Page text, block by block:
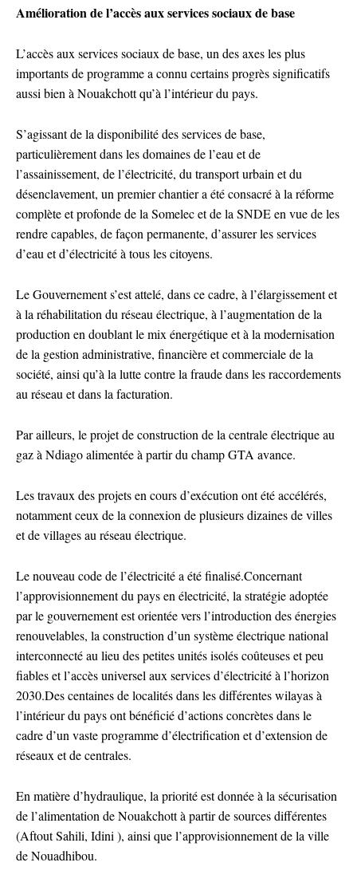
Amélioration de l’accès aux services sociaux de base
L’accès aux services sociaux de base, un des axes les plus
importants de programme a connu certains progrès significatifs
aussi bien à Nouakchott qu’à l’intérieur du pays.
S’agissant de la disponibilité des services de base,
particulièrement dans les domaines de l’eau et de
l’assainissement, de l’électricité, du transport urbain et du
désenclavement, un premier chantier a été consacré à la réforme
complète et profonde de la Somelec et de la SNDE en vue de les
rendre capables, de façon permanente, d’assurer les services
d’eau et d’électricité à tous les citoyens.
Le Gouvernement s’est attelé, dans ce cadre, à l’élargissement et
à la réhabilitation du réseau électrique, à l’augmentation de la
production en doublant le mix énergétique et à la modernisation
de la gestion administrative, financière et commerciale de la
société, ainsi qu’à la lutte contre la fraude dans les raccordements
au réseau et dans la facturation.
Par ailleurs, le projet de construction de la centrale électrique au
gaz à Ndiago alimentée à partir du champ GTA avance.
Les travaux des projets en cours d’exécution ont été accélérés,
notamment ceux de la connexion de plusieurs dizaines de villes
et de villages au réseau électrique.
Le nouveau code de l’électricité a été finalisé.Concernant
l’approvisionnement du pays en électricité, la stratégie adoptée
par le gouvernement est orientée vers l’introduction des énergies
renouvelables, la construction d’un système électrique national
interconnecté au lieu des petites unités isolés coûteuses et peu
fiables et l’accès universel aux services d’électricité à l’horizon
2030.Des centaines de localités dans les différentes wilayas à
l’intérieur du pays ont bénéficié d’actions concrètes dans le
cadre d’un vaste programme d’électrification et d’extension de
réseaux et de centrales.
En matière d’hydraulique, la priorité est donnée à la sécurisation
de l’alimentation de Nouakchott à partir de sources différentes
(Aftout Sahili, Idini ), ainsi que l’approvisionnement de la ville
de Nouadhibou.